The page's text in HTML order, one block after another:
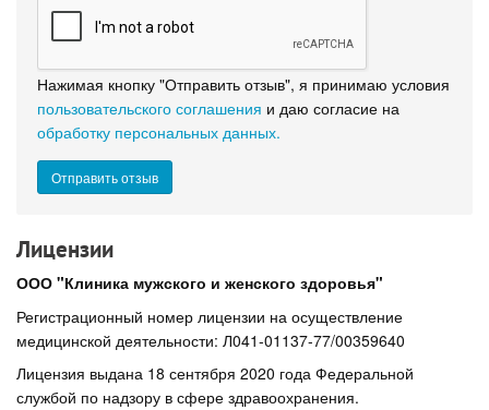
Нажимая кнопку "Отправить отзыв", я принимаю условия
пользовательского соглашения и даю согласие на
обработку персональных данных.
Лицензии
ООО "Клиника мужского и женского здоровья"
Регистрационный номер лицензии на осуществление
медицинской деятельности: Л041-01137-77/00359640
Лицензия выдана 18 сентября 2020 года Федеральной
службой по надзору в сфере здравоохранения.